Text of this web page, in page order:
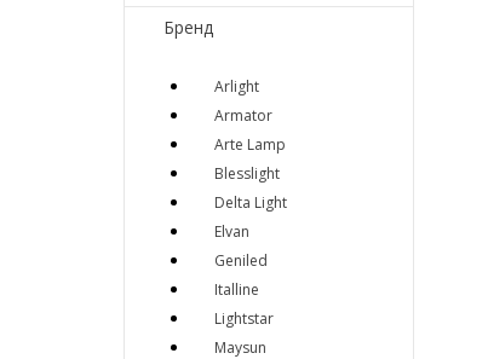
Бренд
Arlight
Armator
Arte Lamp
Blesslight
Delta Light
Elvan
Geniled
Italline
Lightstar
Maysun